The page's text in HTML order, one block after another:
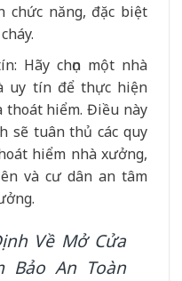
chức năng, đặc biệt
Hãy chọn một nhà
uy tín để thực hiện
thoát hiểm. Điều này
sẽ tuân thủ các quy
hiểm nhà xưởng,
và cư dân an tâm
Về Mở Cửa
Bảo An Toàn